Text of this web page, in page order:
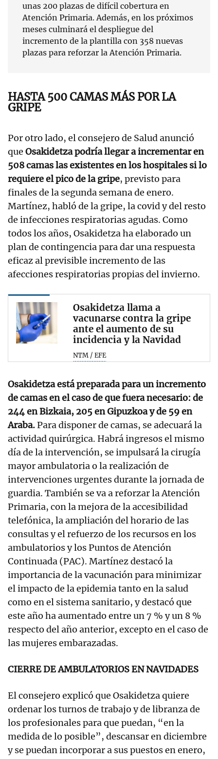
unas 200 plazas de difícil cobertura en
Atención Primaria. Además, en los próximos
meses culminará el despliegue del
incremento de la plantilla con 358 nuevas
plazas para reforzar la Atención Primaria.
HASTA 500 CAMAS MÁS POR LA
GRIPE
Por otro lado, el consejero de Salud anunció
que Osakidetza podría llegar a incrementar en
508 camas las existentes en los hospitales si lo
requiere el pico de la gripe, previsto para
finales de la segunda semana de enero.
Martínez, habló de la gripe, la covid y del resto
de infecciones respiratorias agudas. Como
todos los años, Osakidetza ha elaborado un
plan de contingencia para dar una respuesta
eficaz al previsible incremento de las
afecciones respiratorias propias del invierno.
Osakidetza llama a
vacunarse contra la gripe
ante el aumento de su
incidencia y la Navidad
NTM / EFE
Osakidetza está preparada para un incremento
de camas en el caso de que fuera necesario: de
244 en Bizkaia, 205 en Gipuzkoa y de 59 en
Araba.Para disponer de camas, se adecuará la
actividad quirúrgica. Habrá ingresos el mismo
día de la intervención, se impulsará la cirugía
mayor ambulatoria o la realización de
intervenciones urgentes durante la jornada de
guardia. También se va a reforzar la Atención
Primaria, con la mejora de la accesibilidad
telefónica, la ampliación del horario de las
consultas y el refuerzo de los recursos en los
ambulatorios y los Puntos de Atención
Continuada (PAC). Martínez destacó la
importancia de la vacunación para minimizar
el impacto de la epidemia tanto en la salud
como en el sistema sanitario, y destacó que
este año ha aumentado entre un 7 % y un 8 %
respecto del año anterior, excepto en el caso de
las mujeres embarazadas.
CIERRE DE AMBULATORIOS EN NAVIDADES
El consejero explicó que Osakidetza quiere
ordenar los turnos de trabajo y de libranza de
los profesionales para que puedan, “en la
medida de lo posible”, descansar en diciembre
y se puedan incorporar a sus puestos en enero,